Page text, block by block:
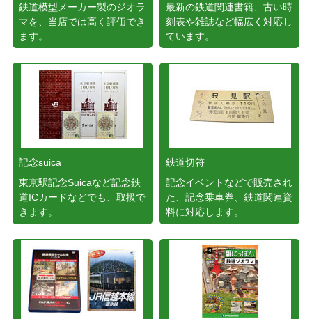
鉄道模型メーカー製のジオラ
マを、当店では高く評価でき
ます。
最新の鉄道関連書籍、古い時
刻表や雑誌など幅広く対応し
ています。
記念suica
東京駅記念Suicaなど記念鉄
道ICカードなどでも、取扱で
きます。
鉄道切符
記念イベントなどで販売され
た、記念乗車券、鉄道関連資
料に対応します。